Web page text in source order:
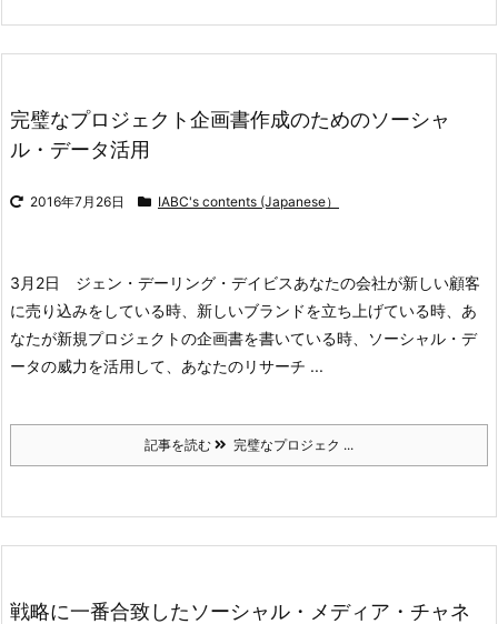
完璧なプロジェクト企画書作成のためのソーシャ
ル・データ活用
2016年7月26日 IABC's contents (Japanese）
3月2日 ジェン・デーリング・デイビスあなたの会社が新しい顧客
に売り込みをしている時、新しいブランドを立ち上げている時、あ
なたが新規プロジェクトの企画書を書いている時、ソーシャル・デ
ータの威力を活用して、あなたのリサーチ ...
記事を読む 完璧なプロジェク ...
戦略に一番合致したソーシャル・メディア・チャネ